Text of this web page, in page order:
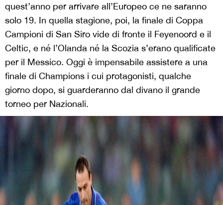
quest’anno per arrivare all’Europeo ce ne saranno
solo 19. In quella stagione, poi, la finale di Coppa
Campioni di San Siro vide di fronte il Feyenoord e il
Celtic, e né l’Olanda né la Scozia s’erano qualificate
per il Messico. Oggi è impensabile assistere a una
finale di Champions i cui protagonisti, qualche
giorno dopo, si guarderanno dal divano il grande
torneo per Nazionali.